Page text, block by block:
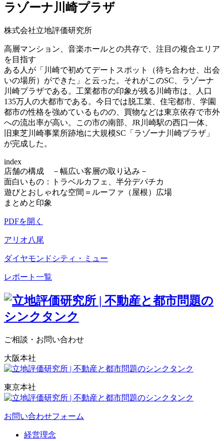
ラゾーナ川崎プラザ
株式会社立地評価研究所
高層マンション、音楽ホールとの共存で、注目の複合エリア
を目指す
ある人が「川崎で初めてデートスポット（待ち合わせ、出会
いの場所）ができた」と云った。それがこのSC、ラゾーナ
川崎プラザである。工業都市の印象が残る川崎市は、人口
135万人の大都市である。今日では脱工業、住宅都市、学園
都市の性格を強めているものの、買物などは東京依存で市外
への流出率が高い。この市の南部、JR川崎駅の西口一体、
旧東芝川崎事業所跡地に大規模SC「ラゾーナ川崎プラザ」
が完成した。
index
店舗の構成 －幅広い客層の取り込み－
面白いもの：トラベルカフェ、半分デパチカ
遊びとおしゃれな空間＝ルーファ（屋根）広場
まとめと印象
PDFを開く
アリオ八尾
ダイヤモンドシティ・ミュー
レポート一覧
ご相談・お問い合わせ
大阪本社
東京本社
お問い合わせフォーム
経営理念